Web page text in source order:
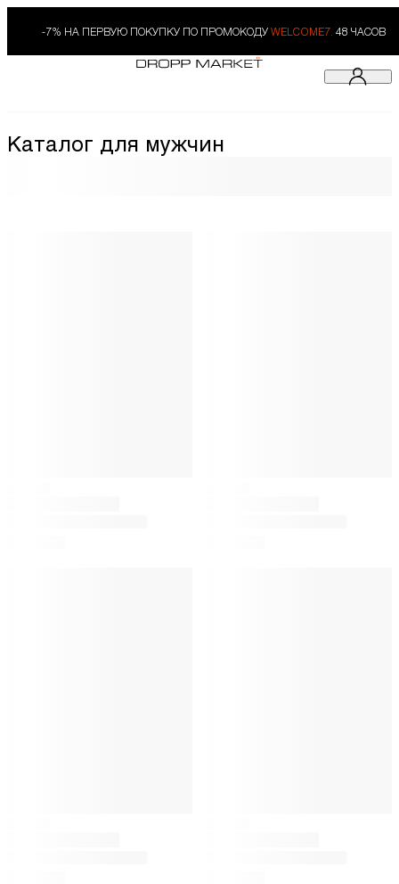
-7% НА ПЕРВУЮ ПОКУПКУ ПО ПРОМОКОДУ WELCOME7. 48 ЧАСОВ
Каталог для мужчин